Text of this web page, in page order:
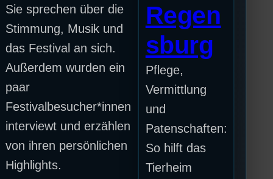
Sie sprechen über die
Stimmung, Musik und
das Festival an sich.
Außerdem wurden ein
paar
Festivalbesucher*innen
interviewt und erzählen
von ihren persönlichen
Highlights.
Regen
sburg
Pflege,
Vermittlung
und
Patenschaften:
So hilft das
Tierheim